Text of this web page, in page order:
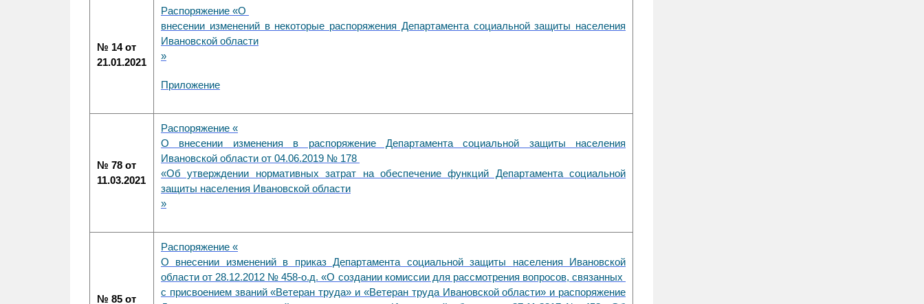
№ 14 от
21.01.2021
Распоряжение «О
внесении изменений в некоторые распоряжения Департамента социальной защиты населения
Ивановской области
»
Приложение
№ 78 от
11.03.2021
Распоряжение «
О внесении изменения в распоряжение Департамента социальной защиты населения
Ивановской области от 04.06.2019 № 178
«Об утверждении нормативных затрат на обеспечение функций Департамента социальной
защиты населения Ивановской области
»
№ 85 от
Распоряжение «
О внесении изменений в приказ Департамента социальной защиты населения Ивановской
области от 28.12.2012 № 458-о.д. «О создании комиссии для рассмотрения вопросов, связанных
с присвоением званий «Ветеран труда» и «Ветеран труда Ивановской области» и распоряжение